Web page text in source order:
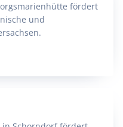
fördert
und